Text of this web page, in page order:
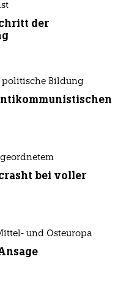
der
politische Bildung
bei voller
und Osteuropa